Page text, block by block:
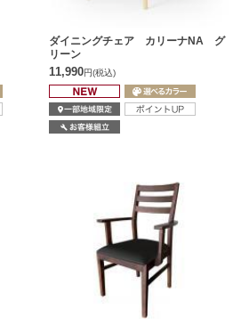
ダイニングチェア カリーナNA グ
リーン
11,990円(税込)